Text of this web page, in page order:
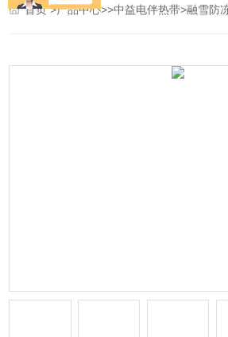
首页>产品中心>>中益电伴热带>融雪防